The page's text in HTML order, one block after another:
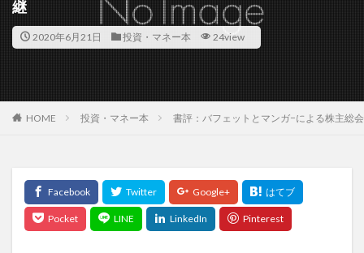
継
2020年6月21日 投資・マネー本 24view
HOME 投資・マネー本 書評：バフェットとマンガ−による株主総